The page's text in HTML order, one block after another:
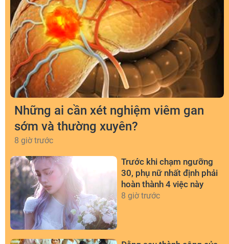
Những ai cần xét nghiệm viêm gan
sớm và thường xuyên?
8 giờ trước
Trước khi chạm ngưỡng
30, phụ nữ nhất định phải
hoàn thành 4 việc này
8 giờ trước